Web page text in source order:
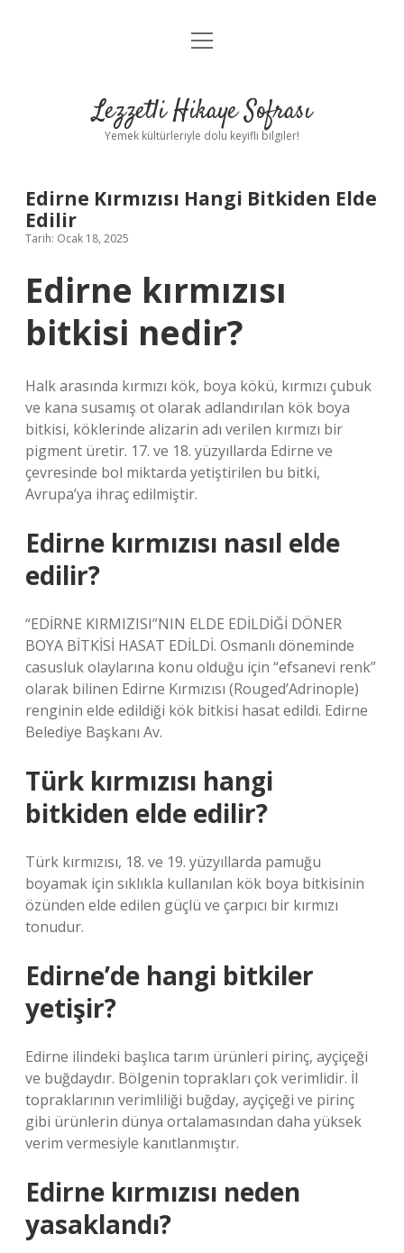
Anasayfa
Yasal Uyarı
menüyü
Lezzetli Hikaye Sofrası
Yemek kültürleriyle dolu keyifli bilgiler!
Edirne Kırmızısı Hangi Bitkiden Elde
Edilir
Tarih: Ocak 18, 2025
Edirne kırmızısı
bitkisi nedir?
Halk arasında kırmızı kök, boya kökü, kırmızı çubuk
ve kana susamış ot olarak adlandırılan kök boya
bitkisi, köklerinde alizarin adı verilen kırmızı bir
pigment üretir. 17. ve 18. yüzyıllarda Edirne ve
çevresinde bol miktarda yetiştirilen bu bitki,
Avrupa’ya ihraç edilmiştir.
Edirne kırmızısı nasıl elde
edilir?
“EDİRNE KIRMIZISI”NIN ELDE EDİLDİĞİ DÖNER
BOYA BİTKİSİ HASAT EDİLDİ. Osmanlı döneminde
casusluk olaylarına konu olduğu için “efsanevi renk”
olarak bilinen Edirne Kırmızısı (Rouged’Adrinople)
renginin elde edildiği kök bitkisi hasat edildi. Edirne
Belediye Başkanı Av.
Türk kırmızısı hangi
bitkiden elde edilir?
Türk kırmızısı, 18. ve 19. yüzyıllarda pamuğu
boyamak için sıklıkla kullanılan kök boya bitkisinin
özünden elde edilen güçlü ve çarpıcı bir kırmızı
tonudur.
Edirne’de hangi bitkiler
yetişir?
Edirne ilindeki başlıca tarım ürünleri pirinç, ayçiçeği
ve buğdaydır. Bölgenin toprakları çok verimlidir. İl
topraklarının verimliliği buğday, ayçiçeği ve pirinç
gibi ürünlerin dünya ortalamasından daha yüksek
verim vermesiyle kanıtlanmıştır.
Edirne kırmızısı neden
yasaklandı?